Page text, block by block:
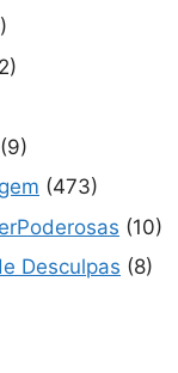
(9)
(473)
(10)
Desculpas (8)